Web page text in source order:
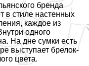
бренда
в стиле настенных
каждое из
одного
На дне сумки есть
выступает брелок-
цвета.